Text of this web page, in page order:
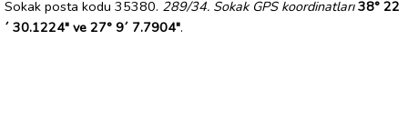
Sokak posta kodu 35380. 289/34. Sokak GPS koordinatları 38° 22
´ 30.1224" ve 27° 9´ 7.7904".